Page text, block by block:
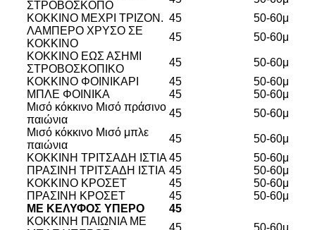
ΣΤΡΟΒΟΣΚΟΠΟ
ΚΟΚΚΙΝΟ ΜΕΧΡΙ ΤΡΙΖΟΝ. 45
50-60μ
ΛΑΜΠΕΡΟ ΧΡΥΣΟ ΣΕ
ΚΟΚΚΙΝΟ
45
50-60μ
ΚΟΚΚΙΝΟ ΕΩΣ ΑΣΗΜΙ
ΣΤΡΟΒΟΣΚΟΠΙΚΟ
45
50-60μ
ΚΟΚΚΙΝΟ ΦΟΙΝΙΚΑΡΙ
45
50-60μ
ΜΠΛΕ ΦΟΙΝΙΚΑ
45
50-60μ
Μισό κόκκινο Μισό πράσινο
παιώνια
45
50-60μ
Μισό κόκκινο Μισό μπλε
παιώνια
45
50-60μ
ΚΟΚΚΙΝΗ ΤΡΙΤΣΑΔΗ ΙΣΤΙΑ45
50-60μ
ΠΡΑΣΙΝΗ ΤΡΙΤΣΑΔΗ ΙΣΤΙΑ 45
50-60μ
ΚΟΚΚΙΝΟ ΚΡΟΣΕΤ
45
50-60μ
ΠΡΑΣΙΝΗ ΚΡΟΣΕΤ
45
50-60μ
ΜΕ ΚΈΛΥΦΟΣ ΎΠΕΡΟ
45
ΚΟΚΚΙΝΗ ΠΑΙΩΝΙΑ ΜΕ